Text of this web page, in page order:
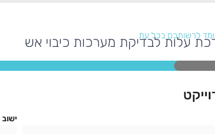
לרשותכם בכל עת
עלות לבדיקת מערכות כיבוי אש
ישוב